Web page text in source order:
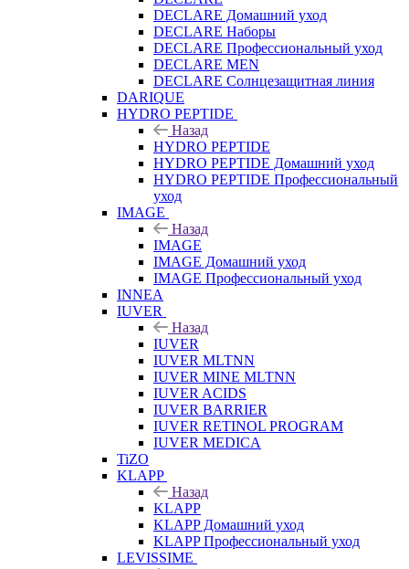
DECLARE Домашний уход
DECLARE Наборы
DECLARE Профессиональный уход
DECLARE MEN
DECLARE Солнцезащитная линия
DARIQUE
HYDRO PEPTIDE
Назад
HYDRO PEPTIDE
HYDRO PEPTIDE Домашний уход
HYDRO PEPTIDE Профессиональный
уход
IMAGE
Назад
IMAGE
IMAGE Домашний уход
IMAGE Профессиональный уход
INNEA
IUVER
Назад
IUVER
IUVER MLTNN
IUVER MINE MLTNN
IUVER ACIDS
IUVER BARRIER
IUVER RETINOL PROGRAM
IUVER MEDICA
TiZO
KLAPP
Назад
KLAPP
KLAPP Домашний уход
KLAPP Профессиональный уход
LEVISSIME